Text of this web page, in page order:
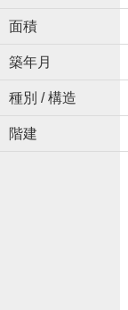
面積
築年月
種別 / 構造
階建